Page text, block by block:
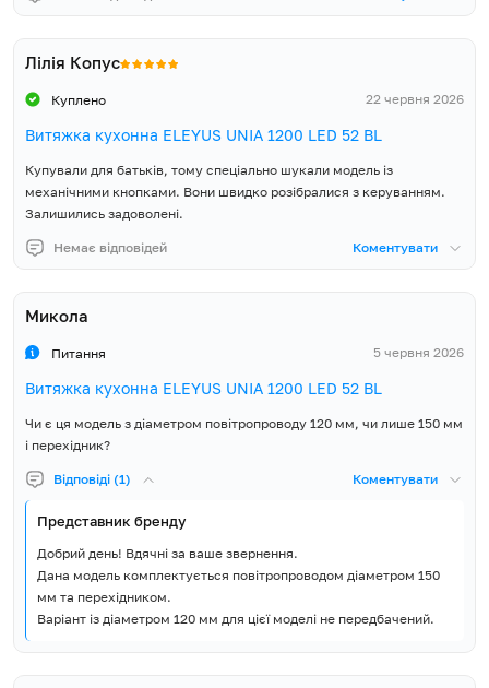
Лілія Копус
Куплено 22 червня 2026
Витяжка кухонна ELEYUS UNIA 1200 LED 52 BL
Купували для батьків, тому спеціально шукали модель із
механічними кнопками. Вони швидко розібралися з керуванням.
Залишились задоволені.
Немає відповідей Коментувати
Микола
Питання 5 червня 2026
Витяжка кухонна ELEYUS UNIA 1200 LED 52 BL
Чи є ця модель з діаметром повітропроводу 120 мм, чи лише 150 мм
і перехідник?
Відповіді (1) Коментувати
Представник бренду
Добрий день! Вдячні за ваше звернення.
Дана модель комплектується повітропроводом діаметром 150
мм та перехідником.
Варіант із діаметром 120 мм для цієї моделі не передбачений.